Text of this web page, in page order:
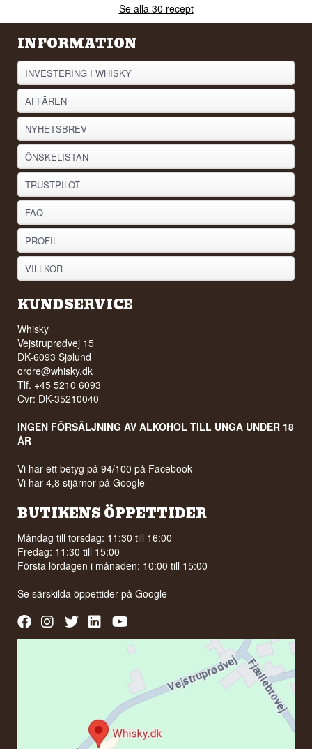
Se alla 30 recept
INFORMATION
INVESTERING I WHISKY
AFFÄREN
NYHETSBREV
ÖNSKELISTAN
TRUSTPILOT
FAQ
PROFIL
VILLKOR
KUNDSERVICE
Whisky
Vejstruprødvej 15
DK-6093 Sjølund
ordre@whisky.dk
Tlf. +45 5210 6093
Cvr: DK-35210040
INGEN FÖRSÄLJNING AV ALKOHOL TILL UNGA UNDER 18
ÅR
Vi har ett betyg på 94/100 på Facebook
Vi har 4,8 stjärnor på Google
BUTIKENS ÖPPETTIDER
Måndag till torsdag: 11:30 till 16:00
Fredag: 11:30 till 15:00
Första lördagen i månaden: 10:00 till 15:00
Se särskilda öppettider påGoogle